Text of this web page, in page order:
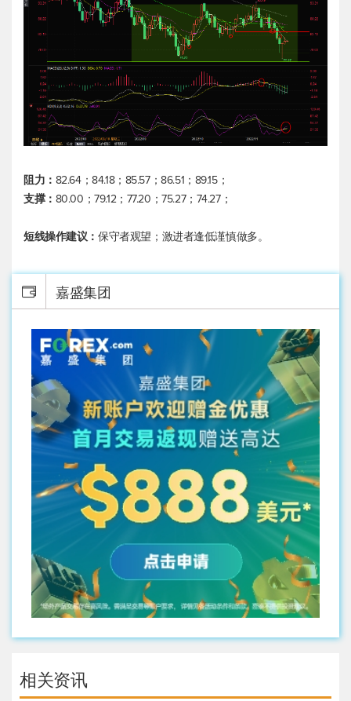
阻力： 82.64；84.18；85.57；86.51；89.15；
支撑： 80.00；79.12；77.20；75.27；74.27；
短线操作建议：保守者观望；激进者逢低谨慎做多。
嘉盛集团
相关资讯